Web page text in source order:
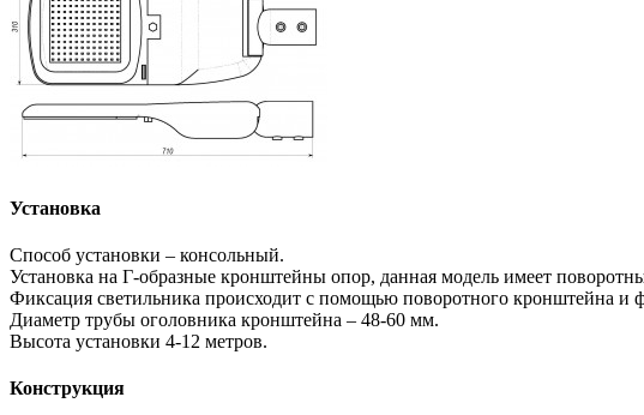
Установка
Способ установки – консольный.
Установка на Г-образные кронштейны опор, данная модель имеет
Фиксация светильника происходит с помощью поворотного кронштейна и
Диаметр трубы оголовника кронштейна – 48-60 мм.
Высота установки 4-12 метров.
Конструкция